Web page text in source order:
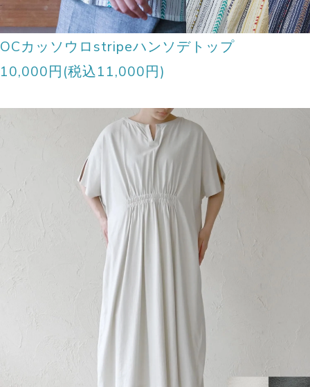
OCカッソウロstripeハンソデトップ
10,000円(税込11,000円)